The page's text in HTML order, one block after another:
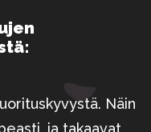
Näin
ja takaavat